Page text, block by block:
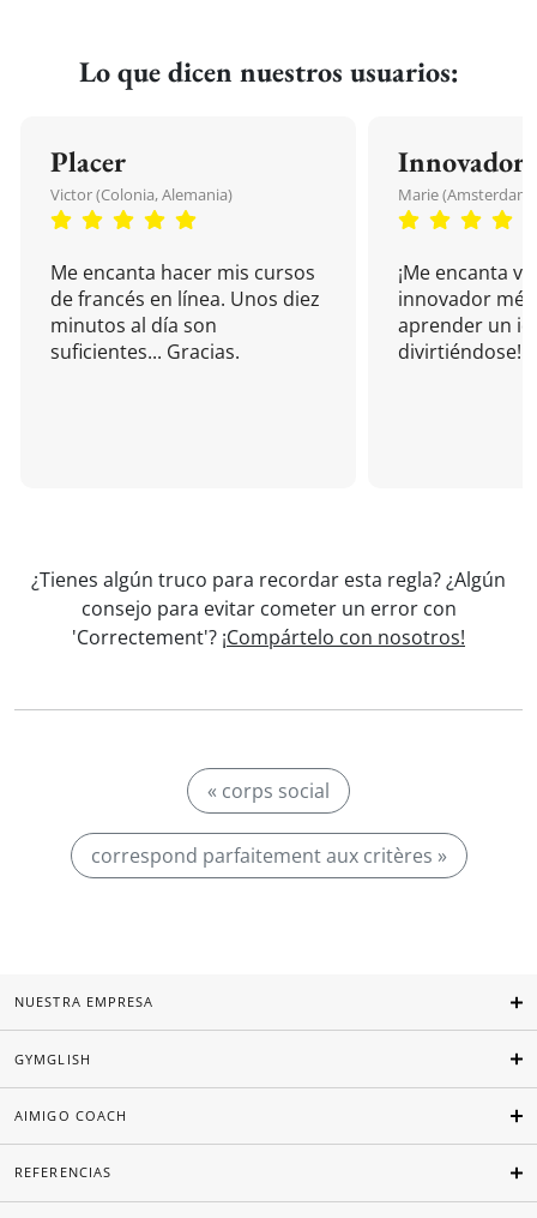
Lo que dicen nuestros usuarios:
Placer
Victor (Colonia, Alemania)
Me encanta hacer mis cursos
de francés en línea. Unos diez
minutos al día son
suficientes... Gracias.
Innovador
Marie (Amsterdam,
¡Me encanta
innovador
aprender un
divirtiéndose!
¿Tienes algún truco para recordar esta regla? ¿Algún
consejo para evitar cometer un error con
'Correctement'? ¡Compártelo con nosotros!
« corps social
correspond parfaitement aux critères »
NUESTRA EMPRESA
GYMGLISH
AIMIGO COACH
REFERENCIAS